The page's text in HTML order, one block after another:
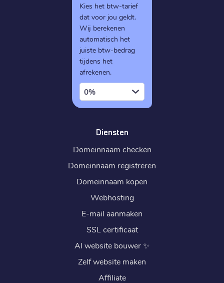
Kies het btw-tarief
dat voor jou geldt.
Wij berekenen
automatisch het
juiste btw-bedrag
tijdens het
afrekenen.
0%
Diensten
Domeinnaam checken
Domeinnaam registreren
Domeinnaam kopen
Webhosting
E-mail aanmaken
SSL certificaat
AI website bouwer✨
Zelf website maken
Affiliate